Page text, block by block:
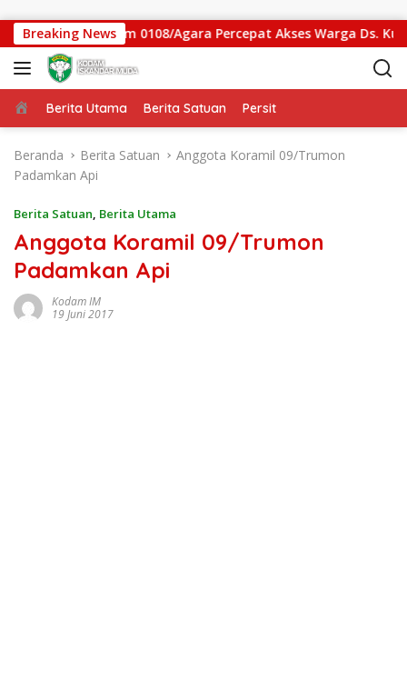
Breaking News
Gantung Kodim 0108/Agara Percepat Akses Warga Ds.
Beranda
Berita Utama Berita Satuan Persit
Beranda Berita Satuan
Anggota Koramil 09/Trumon
Padamkan Api
Berita Satuan, Berita Utama
Anggota Koramil 09/Trumon
Padamkan Api
Kodam IM
19 Juni 2017